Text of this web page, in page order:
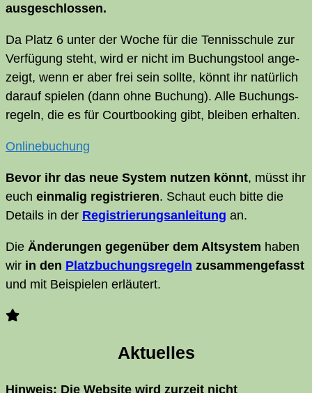
ausgeschlossen.
Da Platz 6 unter der Woche für die Ten­nis­schu­le zur
Ver­fü­gung steht, wird er nicht im Buchungs­tool ange­
zeigt, wenn er aber frei sein soll­te, könnt ihr natür­lich
dar­auf spie­len (dann ohne Buchung). Alle Buchungs­
re­geln, die es für Court­boo­king gibt, blei­ben erhalten.
Online­buchung
Bevor ihr das neue Sys­tem nut­zen könnt, müsst ihr
euch ein­ma­lig regis­trie­ren. Schaut euch bit­te die
Details in der Regis­trie­rungs­an­lei­tung an.
Die Ände­run­gen gegen­über dem Alt­sys­tem haben
wir in den Platz­bu­chungs­re­geln zusam­men­ge­fasst
und mit Bei­spie­len erläutert.
Aktu­el­les
Hin­weis: Die Web­site wird zur­zeit nicht